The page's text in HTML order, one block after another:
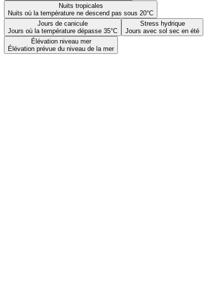
Nuits tropicales
Nuits où la température ne descend pas sous 20°C
Jours de canicule
Jours où la température dépasse 35°C
Stress hydrique
Jours avec sol sec en été
Élévation niveau mer
Élévation prévue du niveau de la mer